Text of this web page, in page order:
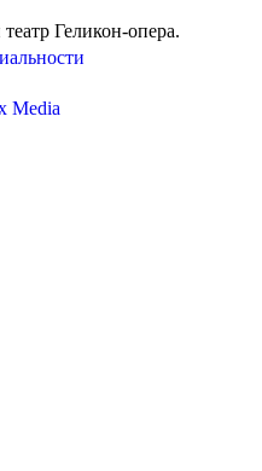
Геликон-опера.
Media